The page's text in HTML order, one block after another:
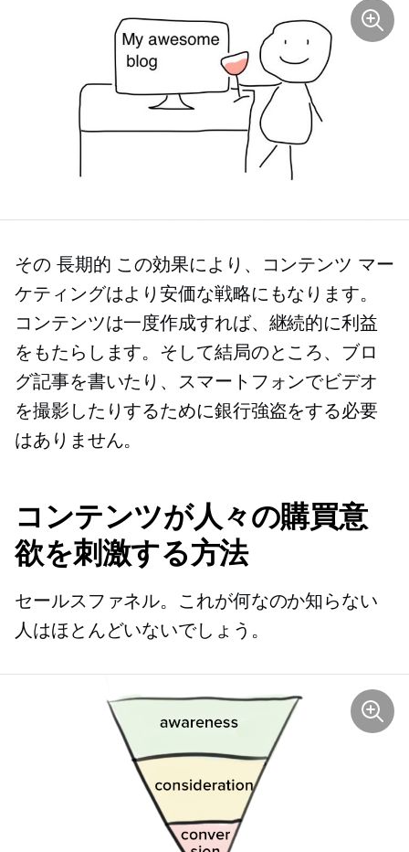
その 長期的 この効果により、コンテンツ マー
ケティングはより安価な戦略にもなります。
コンテンツは一度作成すれば、継続的に利益
をもたらします。そして結局のところ、ブロ
グ記事を書いたり、スマートフォンでビデオ
を撮影したりするために銀行強盗をする必要
はありません。
コンテンツが人々の購買意
欲を刺激する方法
セールスファネル。これが何なのか知らない
人はほとんどいないでしょう。